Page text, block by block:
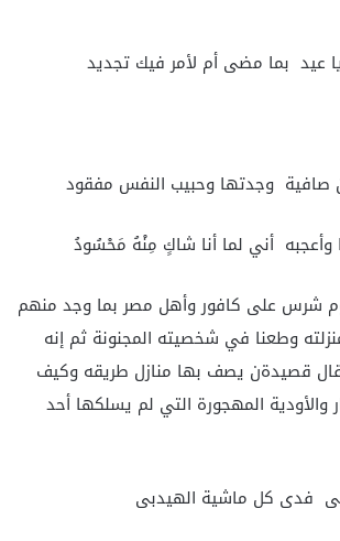
عيد بما مضى أم لأمر فيك تجديد
صافية وجدتها وحبيب النفس مفقود
وأعجبه أني لما أنا شاكٍ مِنْهُ مَحْسُودُ
شرس على كافور وأهل مصر بما وجد منهم
وطعنا في شخصيته المجنونة ثم إنه
قصيدةن يصف بها منازل طريقه وكيف
والأودية المهجورة التي لم يسلكها أحد
فدى كل ماشية الهيدبى